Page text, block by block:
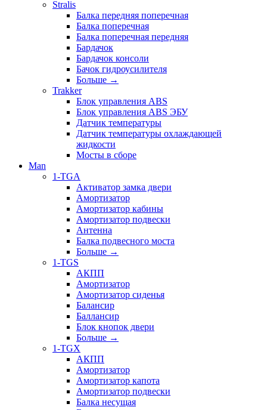
Stralis
Балка передняя поперечная
Балка поперечная
Балка поперечная передняя
Бардачок
Бардачок консоли
Бачок гидроусилителя
Больше →
Trakker
Блок управления ABS
Блок управления ABS ЭБУ
Датчик температуры
Датчик температуры охлаждающей
жидкости
Мосты в сборе
Man
1-TGA
Активатор замка двери
Амортизатор
Амортизатор кабины
Амортизатор подвески
Антенна
Балка подвесного моста
Больше →
1-TGS
АКПП
Амортизатор
Амортизатор сиденья
Балансир
Баллансир
Блок кнопок двери
Больше →
1-TGX
АКПП
Амортизатор
Амортизатор капота
Амортизатор подвески
Балка несущая